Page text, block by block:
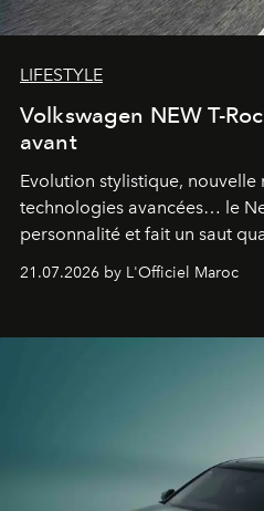
LIFESTYLE
Volkswagen NEW T-
avant
Evolution stylistique, nouvelle
technologies avancées… le
personnalité et fait un saut
fétiche pour le rendre plus
21.07.2026 by L'Officiel Maroc